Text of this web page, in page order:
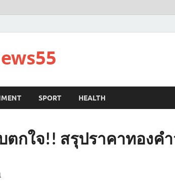
SPORT HEALTH
กใจ!! สรุปราคาทองค